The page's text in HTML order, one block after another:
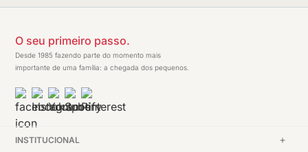
O seu primeiro passo.
Desde 1985 fazendo parte do momento mais
importante de uma família: a chegada dos pequenos.
INSTITUCIONAL